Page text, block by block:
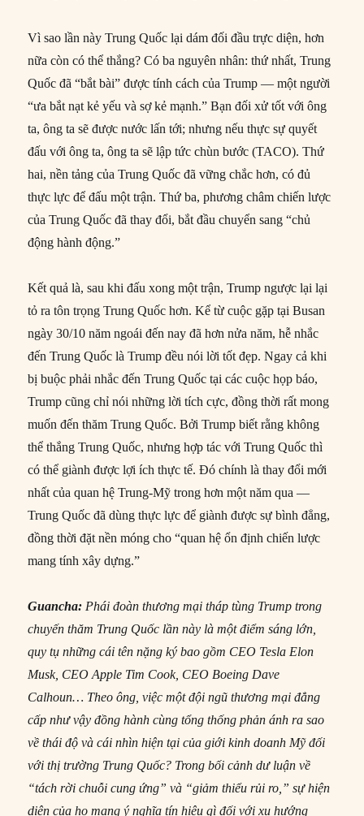
Vì sao lần này Trung Quốc lại dám đối đầu trực diện, hơn
nữa còn có thể thắng? Có ba nguyên nhân: thứ nhất, Trung
Quốc đã “bắt bài” được tính cách của Trump — một người
“ưa bắt nạt kẻ yếu và sợ kẻ mạnh.” Bạn đối xử tốt với ông
ta, ông ta sẽ được nước lấn tới; nhưng nếu thực sự quyết
đấu với ông ta, ông ta sẽ lập tức chùn bước (TACO). Thứ
hai, nền tảng của Trung Quốc đã vững chắc hơn, có đủ
thực lực để đấu một trận. Thứ ba, phương châm chiến lược
của Trung Quốc đã thay đổi, bắt đầu chuyển sang “chủ
động hành động.”
Kết quả là, sau khi đấu xong một trận, Trump ngược lại lại
tỏ ra tôn trọng Trung Quốc hơn. Kể từ cuộc gặp tại Busan
ngày 30/10 năm ngoái đến nay đã hơn nửa năm, hễ nhắc
đến Trung Quốc là Trump đều nói lời tốt đẹp. Ngay cả khi
bị buộc phải nhắc đến Trung Quốc tại các cuộc họp báo,
Trump cũng chỉ nói những lời tích cực, đồng thời rất mong
muốn đến thăm Trung Quốc. Bởi Trump biết rằng không
thể thắng Trung Quốc, nhưng hợp tác với Trung Quốc thì
có thể giành được lợi ích thực tế. Đó chính là thay đổi mới
nhất của quan hệ Trung-Mỹ trong hơn một năm qua —
Trung Quốc đã dùng thực lực để giành được sự bình đẳng,
đồng thời đặt nền móng cho “quan hệ ổn định chiến lược
mang tính xây dựng.”
Guancha: Phái đoàn thương mại tháp tùng Trump trong
chuyến thăm Trung Quốc lần này là một điểm sáng lớn,
quy tụ những cái tên nặng ký bao gồm CEO Tesla Elon
Musk, CEO Apple Tim Cook, CEO Boeing Dave
Calhoun… Theo ông, việc một đội ngũ thương mại đẳng
cấp như vậy đồng hành cùng tổng thống phản ánh ra sao
về thái độ và cái nhìn hiện tại của giới kinh doanh Mỹ đối
với thị trường Trung Quốc? Trong bối cảnh dư luận về
“tách rời chuỗi cung ứng” và “giảm thiểu rủi ro,” sự hiện
diện của họ mang ý nghĩa tín hiệu gì đối với xu hướng